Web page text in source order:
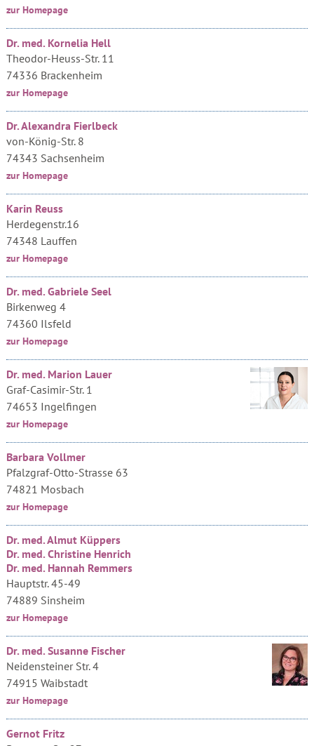
zur Homepage
Dr. med. Kornelia Hell
Theodor-Heuss-Str. 11
74336 Brackenheim
zur Homepage
Dr. Alexandra Fierlbeck
von-König-Str. 8
74343 Sachsenheim
zur Homepage
Karin Reuss
Herdegenstr.16
74348 Lauffen
zur Homepage
Dr. med. Gabriele Seel
Birkenweg 4
74360 Ilsfeld
zur Homepage
Dr. med. Marion Lauer
Graf-Casimir-Str. 1
74653 Ingelfingen
zur Homepage
Barbara Vollmer
Pfalzgraf-Otto-Strasse 63
74821 Mosbach
zur Homepage
Dr. med. Almut Küppers
Dr. med. Christine Henrich
Dr. med. Hannah Remmers
Hauptstr. 45-49
74889 Sinsheim
zur Homepage
Dr. med. Susanne Fischer
Neidensteiner Str. 4
74915 Waibstadt
zur Homepage
Gernot Fritz